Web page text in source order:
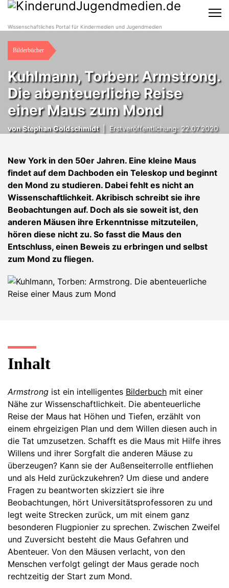
Wissenschaftliches Portal für Kindermedien und Jugendmedien
Bilderbücher
Kuhlmann, Torben: Armstrong.
Die abenteuerliche Reise
einer Maus zum Mond
von Stephan Goldschmidt| Erstveröffentlichung: 22.07.2020
New York in den 50er Jahren. Eine kleine Maus
findet auf dem Dachboden ein Teleskop und beginnt
den Mond zu studieren. Dabei fehlt es nicht an
Wissenschaftlichkeit. Akribisch schreibt sie ihre
Beobachtungen auf. Doch als sie soweit ist, den
anderen Mäusen ihre Erkenntnisse mitzuteilen,
hören diese nicht zu. So fasst die Maus den
Entschluss, einen Beweis zu erbringen und selbst
zum Mond zu fliegen.
Inhalt
Armstrong ist ein intelligentes Bilderbuch mit einer
Nähe zur Wissenschaftlichkeit. Die abenteuerliche
Reise der Maus hat Höhen und Tiefen, erzählt von
einem ehrgeizigen Plan und dem Willen diesen auch in
die Tat umzusetzen. Schafft es die Maus mit Hilfe ihres
Willens und ihrer Sorgfalt die anderen Mäuse zu
überzeugen? Kann sie der Außenseiterrolle entfliehen
und als Held zurückzukehren? Um diese und andere
Fragen zu beantworten skizziert sie ihre
Beobachtungen, hört Universitätsprofessoren zu und
legt weite Strecken zurück, um mit einem ganz
besonderen Flugpionier zu sprechen. Zwischen Zweifel
und Zuversicht besteht die Maus Gefahren und
Abenteuer. Von den Mäusen verlacht, von den
Menschen verfolgt gelingt der Maus gerade noch
rechtzeitig der Start zum Mond.